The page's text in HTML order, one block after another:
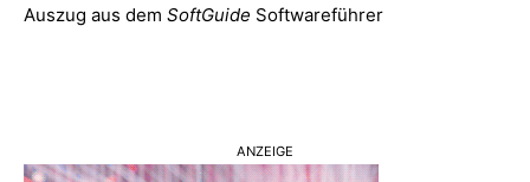
Auszug aus dem SoftGuide Softwareführer
ANZEIGE